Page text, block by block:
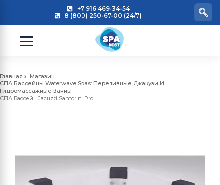
+7 916 469-34-54
8 (800) 250-67-00 (24/7)
Главная
Магазин
СПА Бассейны Waterwave Spas: Переливные Джакузи И
Гидромассажные Ванны
СПА Бассейн Jacuzzi Santorini Pro